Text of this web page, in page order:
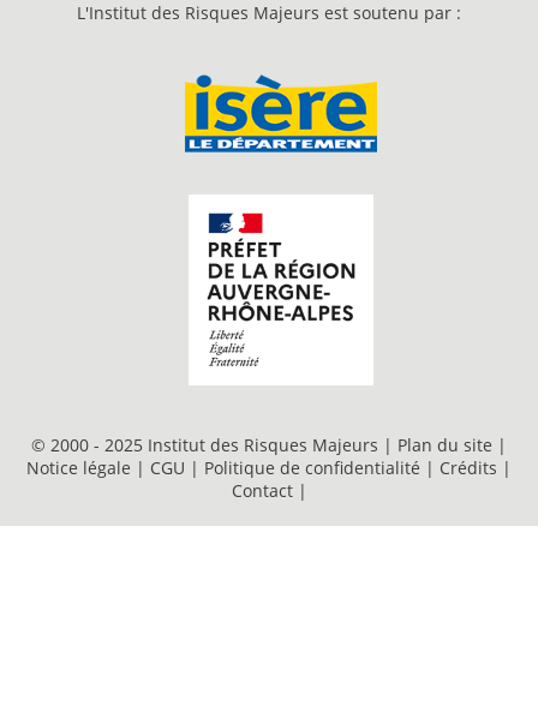
L'Institut des Risques Majeurs est soutenu par :
© 2000 - 2025 Institut des Risques Majeurs | Plan du site |
Notice légale | CGU | Politique de confidentialité | Crédits |
Contact |